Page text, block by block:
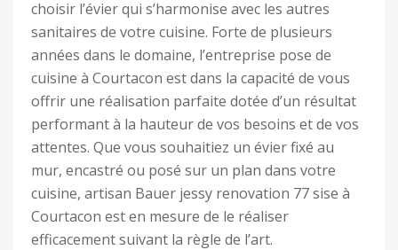
choisir l’évier qui s’harmonise avec les autres
sanitaires de votre cuisine. Forte de plusieurs
années dans le domaine, l’entreprise pose de
cuisine à Courtacon est dans la capacité de vous
offrir une réalisation parfaite dotée d’un résultat
performant à la hauteur de vos besoins et de vos
attentes. Que vous souhaitiez un évier fixé au
mur, encastré ou posé sur un plan dans votre
cuisine, artisan Bauer jessy renovation 77 sise à
Courtacon est en mesure de le réaliser
efficacement suivant la règle de l’art.